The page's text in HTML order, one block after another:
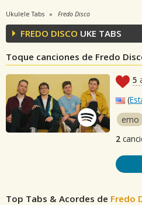
Ukulele Tabs Fredo Disco
FREDO DISCO UKE TABS
Toque canciones de Fredo
5
(
emo
2
Top Tabs & Acordes de Fredo